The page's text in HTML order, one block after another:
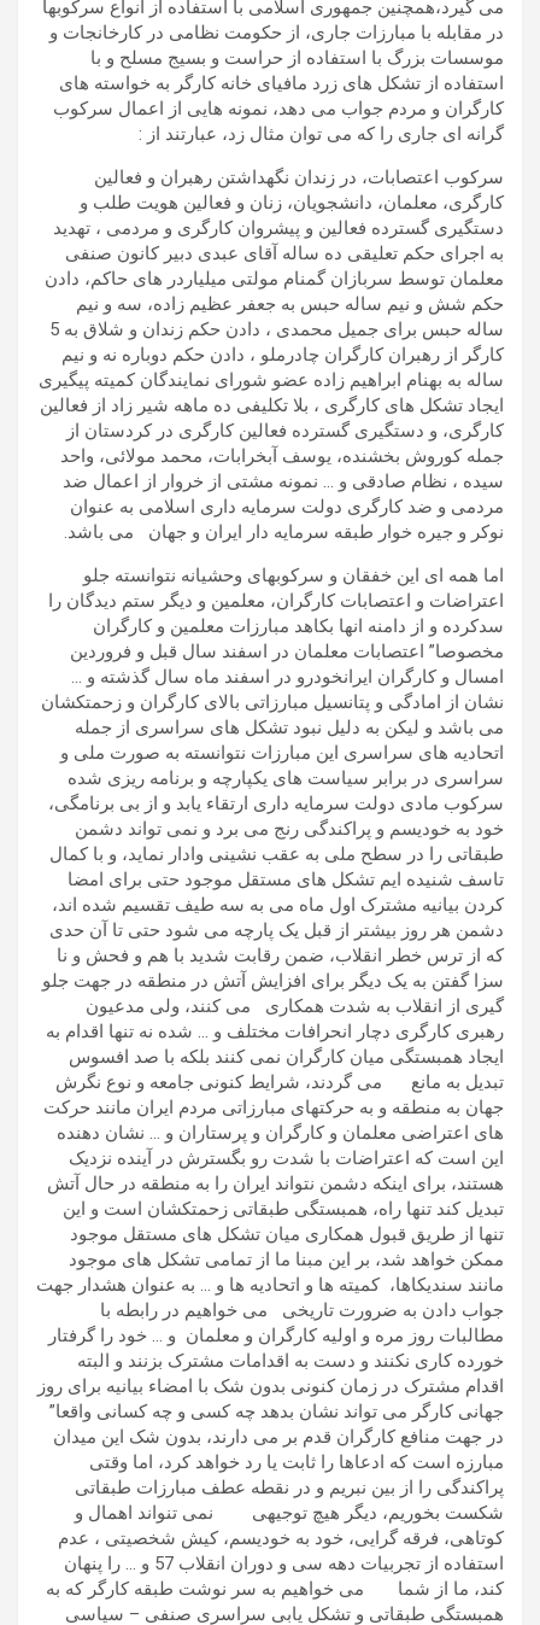
می گیرد،همچنین جمهوری اسلامی با استفاده از انواع سرکوبها
در مقابله با مبارزات جاری، از حکومت نظامی در کارخانجات و
موسسات بزرگ با استفاده از حراست و بسیج مسلح و با
استفاده از تشکل های زرد مافیای خانه کارگر به خواسته های
کارگران و مردم جواب می دهد، نمونه هایی از اعمال سرکوب
گرانه ای جاری را که می توان مثال زد، عبارتند از :
سرکوب اعتصابات، در زندان نگهداشتن رهبران و فعالین
کارگری، معلمان، دانشجویان، زنان و فعالین هویت طلب و
دستگیری گسترده فعالین و پیشروان کارگری و مردمی ، تهدید
به اجرای حکم تعلیقی ده ساله آقای عبدی دبیر کانون صنفی
معلمان توسط سربازان گمنام مولتی میلیاردر های حاکم، دادن
حکم شش و نیم ساله حبس به جعفر عظیم زاده، سه و نیم
ساله حبس برای جمیل محمدی ، دادن حکم زندان و شلاق به 5
کارگر از رهبران کارگران چادرملو ، دادن حکم دوباره نه و نیم
ساله به بهنام ابراهیم زاده عضو شورای نمایندگان کمیته پیگیری
ایجاد تشکل های کارگری ، بلا تکلیفی ده ماهه شیر زاد از فعالین
کارگری، و دستگیری گسترده فعالین کارگری در کردستان از
جمله کوروش بخشنده، یوسف آبخرابات، محمد مولائی، واحد
سیده ، نظام صادقی و … نمونه مشتی از خروار از اعمال ضد
مردمی و ضد کارگری دولت سرمایه داری اسلامی به عنوان
نوکر و جیره خوار طبقه سرمایه دار ایران و جهان می باشد.
اما همه ای این خفقان و سرکوبهای وحشیانه نتوانسته جلو
اعتراضات و اعتصابات کارگران، معلمین و دیگر ستم دیدگان را
سدکرده و از دامنه انها بکاهد مبارزات معلمین و کارگران
مخصوصا” اعتصابات معلمان در اسفند سال قبل و فروردین
امسال و کارگران ایرانخودرو در اسفند ماه سال گذشته و …
نشان از امادگی و پتانسیل مبارزاتی بالای کارگران و زحمتکشان
می باشد و لیکن به دلیل نبود تشکل های سراسری از جمله
اتحادیه های سراسری این مبارزات نتوانسته به صورت ملی و
سراسری در برابر سیاست های یکپارچه و برنامه ریزی شده
سرکوب مادی دولت سرمایه داری ارتقاء یابد و از بی برنامگی،
خود به خودیسم و پراکندگی رنج می برد و نمی تواند دشمن
طبقاتی را در سطح ملی به عقب نشینی وادار نماید، و با کمال
تاسف شنیده ایم تشکل های مستقل موجود حتی برای امضا
کردن بیانیه مشترک اول ماه می به سه طیف تقسیم شده اند،
دشمن هر روز بیشتر از قبل یک پارچه می شود حتی تا آن حدی
که از ترس خطر انقلاب، ضمن رقابت شدید با هم و فحش و نا
سزا گفتن به یک دیگر برای افزایش آتش در منطقه در جهت جلو
گیری از انقلاب به شدت همکاری می کنند، ولی مدعیون
رهبری کارگری دچار انحرافات مختلف و … شده نه تنها اقدام به
ایجاد همبستگی میان کارگران نمی کنند بلکه با صد افسوس
تبدیل به مانع می گردند، شرایط کنونی جامعه و نوع نگرش
جهان به منطقه و به حرکتهای مبارزاتی مردم ایران مانند حرکت
های اعتراضی معلمان و کارگران و پرستاران و … نشان دهنده
این است که اعتراضات با شدت رو بگسترش در آینده نزدیک
هستند، برای اینکه دشمن نتواند ایران را به منطقه در حال آتش
تبدیل کند تنها راه، همبستگی طبقاتی زحمتکشان است و این
تنها از طریق قبول همکاری میان تشکل های مستقل موجود
ممکن خواهد شد، بر این مبنا ما از تمامی تشکل های موجود
مانند سندیکاها، کمیته ها و اتحادیه ها و … به عنوان هشدار جهت
جواب دادن به ضرورت تاریخی می خواهیم در رابطه با
مطالبات روز مره و اولیه کارگران و معلمان و … خود را گرفتار
خورده کاری نکنند و دست به اقدامات مشترک بزنند و البته
اقدام مشترک در زمان کنونی بدون شک با امضاء بیانیه برای روز
جهانی کارگر می تواند نشان بدهد چه کسی و چه کسانی واقعا”
در جهت منافع کارگران قدم بر می دارند، بدون شک این میدان
مبارزه است که ادعاها را ثابت یا رد خواهد کرد، اما وقتی
پراکندگی را از بین نبریم و در نقطه عطف مبارزات طبقاتی
شکست بخوریم، دیگر هیچ توجیهی نمی تنواند اهمال و
کوتاهی، فرقه گرایی، خود به خودیسم، کیش شخصیتی ، عدم
استفاده از تجربیات دهه سی و دوران انقلاب 57 و … را پنهان
کند، ما از شما می خواهیم به سر نوشت طبقه کارگر که به
همبستگی طبقاتی و تشکل یابی سراسری صنفی – سیاسی